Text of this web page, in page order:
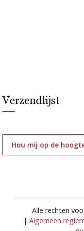
Verzendlijst
Hou mij op de
Alle rechten
| Algemeen